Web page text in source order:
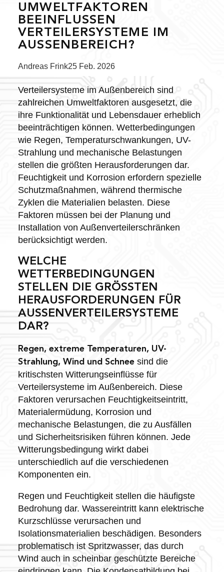
UMWELTFAKTOREN
BEEINFLUSSEN
VERTEILERSYSTEME IM
AUSSENBEREICH?
Posted
Andreas Frink25 Feb. 2026
Verteilersysteme im Außenbereich sind
zahlreichen Umweltfaktoren ausgesetzt, die
ihre Funktionalität und Lebensdauer erheblich
beeinträchtigen können. Wetterbedingungen
wie Regen, Temperaturschwankungen, UV-
Strahlung und mechanische Belastungen
stellen die größten Herausforderungen dar.
Feuchtigkeit und Korrosion erfordern spezielle
Schutzmaßnahmen, während thermische
Zyklen die Materialien belasten. Diese
Faktoren müssen bei der Planung und
Installation von Außenverteilerschränken
berücksichtigt werden.
WELCHE
WETTERBEDINGUNGEN
STELLEN DIE GRÖSSTEN H
ERAUSFORDERUNGEN FÜR A
USSENVERTEILERSYSTEME DA
R?
Regen, extreme Temperaturen, UV-
Strahlung, Wind und Schneesind die
kritischsten Witterungseinflüsse für
Verteilersysteme im Außenbereich. Diese
Faktoren verursachen Feuchtigkeitseintritt,
Materialermüdung, Korrosion und
mechanische Belastungen, die zu Ausfällen
und Sicherheitsrisiken führen können. Jede
Witterungsbedingung wirkt dabei
unterschiedlich auf die verschiedenen
Komponenten ein.
Regen und Feuchtigkeit stellen die häufigste
Bedrohung dar. Wassereintritt kann elektrische
Kurzschlüsse verursachen und
Isolationsmaterialien beschädigen. Besonders
problematisch ist Spritzwasser, das durch
Wind auch in scheinbar geschützte Bereiche